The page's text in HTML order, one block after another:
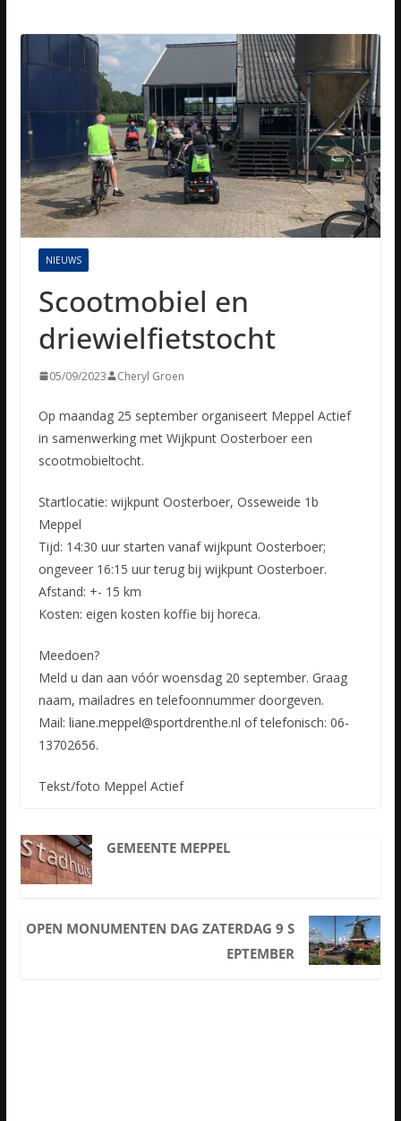
NIEUWS
Scootmobiel en
driewielfietstocht
05/09/2023 Cheryl Groen
Op maandag 25 september organiseert Meppel Actief
in samenwerking met Wijkpunt Oosterboer een
scootmobieltocht.
Startlocatie: wijkpunt Oosterboer, Osseweide 1b
Meppel
Tijd: 14:30 uur starten vanafwijkpunt Oosterboer;
ongeveer 16:15 uur terug bij wijkpunt Oosterboer.
Afstand: +- 15 km
Kosten: eigen kosten koffie bij horeca.
Meedoen?
Meld u dan aan vóór woensdag 20 september. Graag
naam, mailadres en telefoonnummer doorgeven.
Mail: liane.meppel@sportdrenthe.nl of telefonisch: 06-
13702656.
Tekst/foto Meppel Actief
GEMEENTE MEPPEL
OPEN MONUMENTEN DAG ZATERDAG 9 S
EPTEMBER